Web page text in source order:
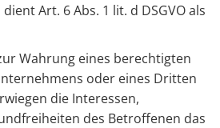
Art. 6 Abs. 1 lit. d DSGVO als
Wahrung eines berechtigten
oder eines Dritten
die Interessen,
des Betroffenen das